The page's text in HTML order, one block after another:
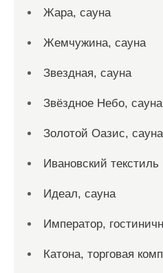
Жара, сауна
Жемчужина, сауна
Звездная, сауна
Звёздное Небо, сауна
Золотой Оазис, сауна
Ивановский текстиль
Идеал, сауна
Император,
Катона, торговая